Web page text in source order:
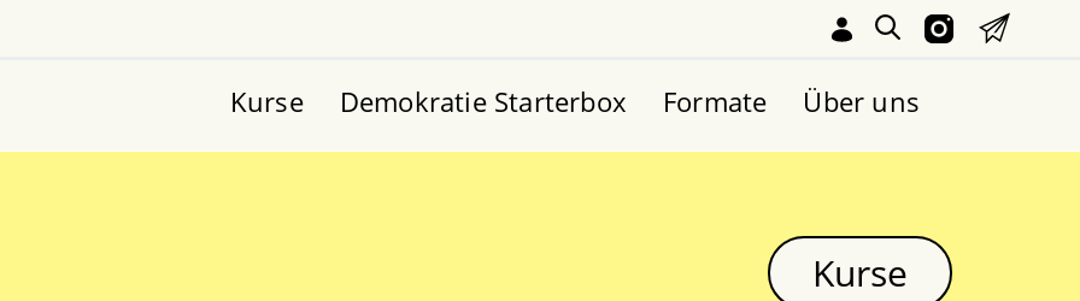
Kurse Demokratie Starterbox Formate Über uns
Kurse